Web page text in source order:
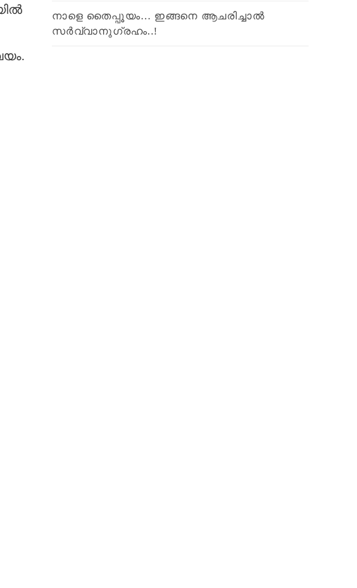
നാളെ തൈപ്പൂയം… ഇങ്ങനെ ആചരിച്ചാൽ
സർവ്വാനുഗ്രഹം..!